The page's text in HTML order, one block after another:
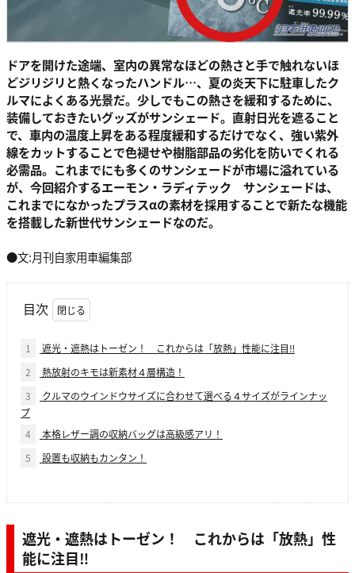
ドアを開けた途端、室内の異常なほどの熱さと手で触れないほ
どジリジリと熱くなったハンドル…、夏の炎天下に駐車したク
ルマによくある光景だ。少しでもこの熱さを緩和するために、
装備しておきたいグッズがサンシェード。直射日光を遮ること
で、車内の温度上昇をある程度緩和するだけでなく、強い紫外
線をカットすることで色褪せや樹脂部品の劣化を防いでくれる
必需品。これまでにも多くのサンシェードが市場に溢れている
が、今回紹介するエーモン・ラディテック サンシェードは、
これまでになかったプラスαの素材を採用することで新たな機能
を搭載した新世代サンシェードなのだ。
●文:月刊自家用車編集部
目次
1
遮光・遮熱はトーゼン！ これからは「放熱」性能に注目‼
2
熱放射のキモは新素材４層構造！
3
クルマのウインドウサイズに合わせて選べる４サイズがラインナッ
プ
4
本格レザー調の収納バッグは高級感アリ！
5
設置も収納もカンタン！
遮光・遮熱はトーゼン！ これからは「放熱」性
能に注目‼